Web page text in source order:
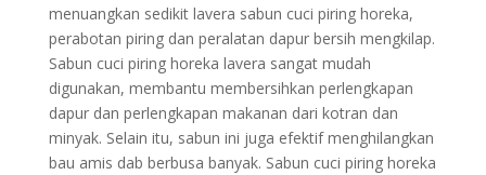
menuangkan sedikit lavera sabun cuci piring horeka,
perabotan piring dan peralatan dapur bersih mengkilap.
Sabun cuci piring horeka lavera sangat mudah
digunakan, membantu membersihkan perlengkapan
dapur dan perlengkapan makanan dari kotran dan
minyak. Selain itu, sabun ini juga efektif menghilangkan
bau amis dab berbusa banyak. Sabun cuci piring horeka